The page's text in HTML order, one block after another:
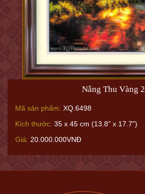
Nắng Thu Vàng 2
Mã sản phẩm: XQ.6498
Kích thước: 35 x 45 cm (13.8” x 17.7")
Giá: 20.000.000VNĐ